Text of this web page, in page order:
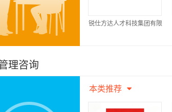
锐仕方达人才科技集团有限
理咨询
本类推荐